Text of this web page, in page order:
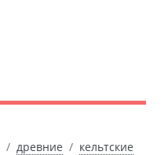
древние
кельтские